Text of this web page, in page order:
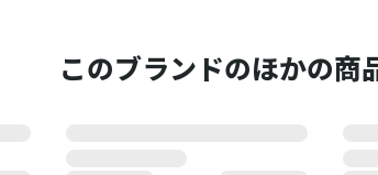
このブランドのほかの商